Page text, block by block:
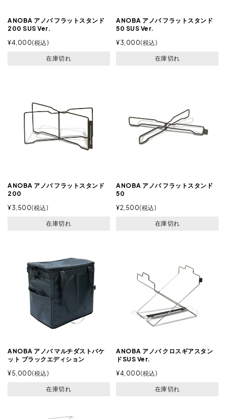
ANOBA アノバ フラットスタンド
200 SUS Ver.
¥4,000 税込
在庫切れ
ANOBA アノバ フラットスタンド
50 SUS Ver.
¥3,000 税込
在庫切れ
ANOBA アノバ フラットスタンド
200
¥3,500 税込
在庫切れ
ANOBA アノバ フラットスタンド
50
¥2,500 税込
在庫切れ
ANOBA アノバ マルチダストバケ
ット ブラックエディション
¥5,000 税込
在庫切れ
ANOBA アノバ クロスギアスタン
ドSUS Ver.
¥4,000 税込
在庫切れ